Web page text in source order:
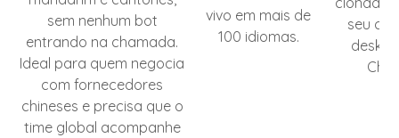
sem nenhum bot
entrando na chamada.
Ideal para quem negocia
com fornecedores
chineses e precisa que o
time global acompanhe
vivo em mais de
100 idiomas.
seu